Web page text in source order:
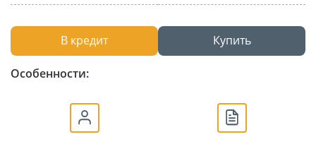
В кредит Купить
Особенности: